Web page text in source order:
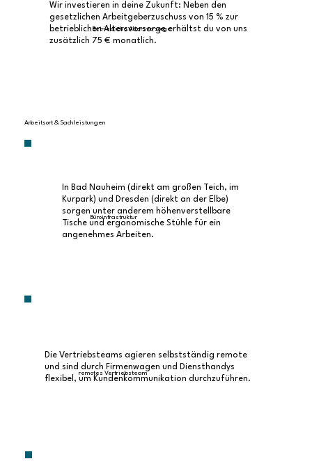
Wir investieren in deine Zukunft: Neben den
gesetzlichen Arbeitgeberzuschuss von 15 % zur
betrieblichen Altersvorsorge erhältst du von uns
zusätzlich 75 € monatlich.
Betriebliche Altersvorsorge
Arbeitsort & Sachleistungen
In Bad Nauheim (direkt am großen Teich, im
Kurpark) und Dresden (direkt an der Elbe)
sorgen unter anderem höhenverstellbare
Tische und ergonomische Stühle für ein
angenehmes Arbeiten.
Büroinfrastruktur
Die Vertriebsteams agieren selbstständig remote
und sind durch Firmenwagen und Diensthandys
flexibel, um Kundenkommunikation durchzuführen.
remotes Vertriebsteam